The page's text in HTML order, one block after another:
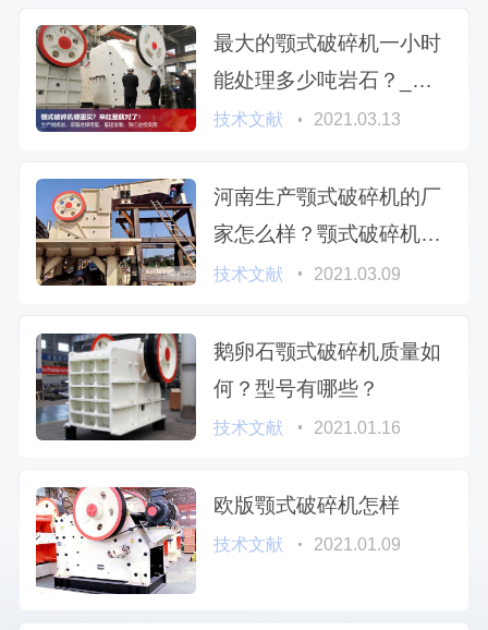
最大的颚式破碎机一小时
能处理多少吨岩石？_搭
配圆锥破给出个合适的方
技术文献 2021.03.13
河南生产颚式破碎机的厂
家怎么样？颚式破碎机的
类型有哪些？
技术文献 2021.03.09
鹅卵石颚式破碎机质量如
何？型号有哪些？
技术文献 2021.01.16
欧版颚式破碎机怎样
技术文献 2021.01.09